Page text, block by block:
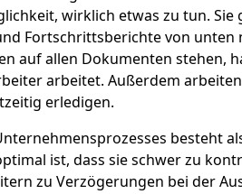
wirklich etwas zu tun. Sie
Fortschrittsberichte von unten
auf allen Dokumenten stehen,
arbeitet. Außerdem
erledigen.
besteht
ist, dass sie schwer zu
zu Verzögerungen bei der